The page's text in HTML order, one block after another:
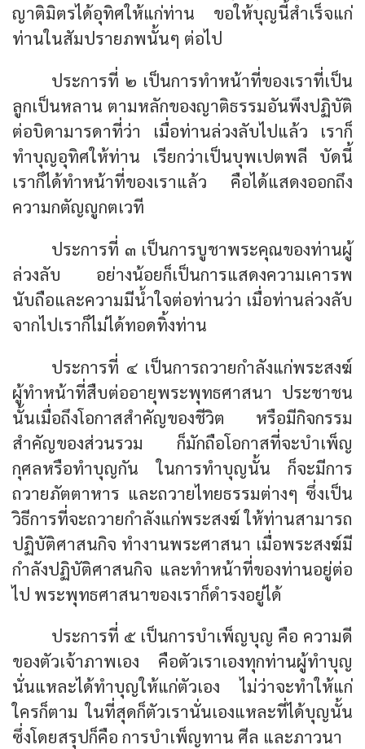
ญาติมิตรได้อุทิศให้แก่ท่าน ขอให้บุญนี้สำเร็จแก่
ท่านในสัมปรายภพนั้นๆ ต่อไป
ประการที่ ๒ เป็นการทำหน้าที่ของเราที่เป็น
ลูกเป็นหลาน ตามหลักของญาติธรรมอันพึงปฏิบัติ
ต่อบิดามารดาที่ว่า เมื่อท่านล่วงลับไปแล้ว เราก็
ทำบุญอุทิศให้ท่าน เรียกว่าเป็นบุพเปตพลี บัดนี้
เราก็ได้ทำหน้าที่ของเราแล้ว คือได้แสดงออกถึง
ความกตัญญูกตเวที
ประการที่ ๓ เป็นการบูชาพระคุณของท่านผู้
ล่วงลับ อย่างน้อยก็เป็นการแสดงความเคารพ
นับถือและความมีน้ำใจต่อท่านว่า เมื่อท่านล่วงลับ
จากไปเราก็ไม่ได้ทอดทิ้งท่าน
ประการที่ ๔ เป็นการถวายกำลังแก่พระสงฆ์
ผู้ทำหน้าที่สืบต่ออายุพระพุทธศาสนา ประชาชน
นั้นเมื่อถึงโอกาสสำคัญของชีวิต หรือมีกิจกรรม
สำคัญของส่วนรวม ก็มักถือโอกาสที่จะบำเพ็ญ
กุศลหรือทำบุญกัน ในการทำบุญนั้น ก็จะมีการ
ถวายภัตตาหาร และถวายไทยธรรมต่างๆ ซึ่งเป็น
วิธีการที่จะถวายกำลังแก่พระสงฆ์ ให้ท่านสามารถ
ปฏิบัติศาสนกิจ ทำงานพระศาสนา เมื่อพระสงฆ์มี
กำลังปฏิบัติศาสนกิจ และทำหน้าที่ของท่านอยู่ต่อ
ไป พระพุทธศาสนาของเราก็ดำรงอยู่ได้
ประการที่ ๕ เป็นการบำเพ็ญบุญ คือ ความดี
ของตัวเจ้าภาพเอง คือตัวเราเองทุกท่านผู้ทำบุญ
นั่นแหละได้ทำบุญให้แก่ตัวเอง ไม่ว่าจะทำให้แก่
ใครก็ตาม ในที่สุดก็ตัวเรานั่นเองแหละที่ได้บุญนั้น
ซึ่งโดยสรุปก็คือ การบำเพ็ญทาน ศีล และภาวนา